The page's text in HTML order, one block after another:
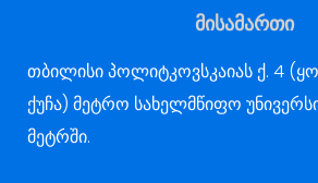
მისამართი
თბილისი პოლიტკოვსკაიას ქ. 4
ქუჩა) მეტრო სახელმწიფო
მეტრში.